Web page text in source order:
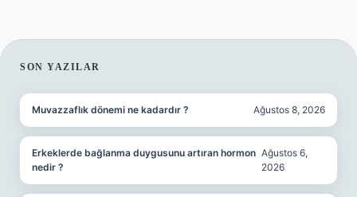
SIDEBAR
SON YAZILAR
Muvazzaflık dönemi ne kadardır ? Ağustos 8, 2026
Erkeklerde bağlanma duygusunu artıran hormon
nedir ?
Ağustos 6,
2026